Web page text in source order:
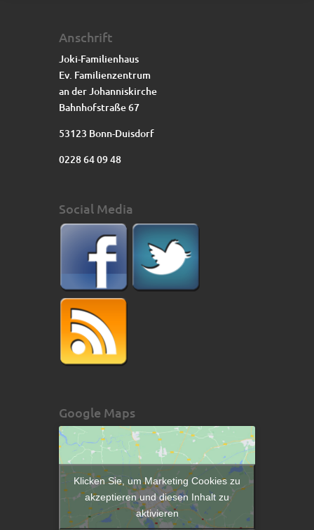
Anschrift
Joki-Familienhaus
Ev. Familienzentrum
an der Johanniskirche
Bahnhofstraße 67
53123 Bonn-Duisdorf
0228 64 09 48
Social Media
Google Maps
Klicken Sie, um Marketing Cookies zu
akzeptieren und diesen Inhalt zu
aktivieren